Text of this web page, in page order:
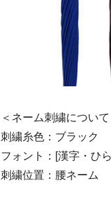
＜ネーム刺繍について
刺繍糸色：ブラック
フォント：[漢字・ひ
刺繍位置：腰ネーム